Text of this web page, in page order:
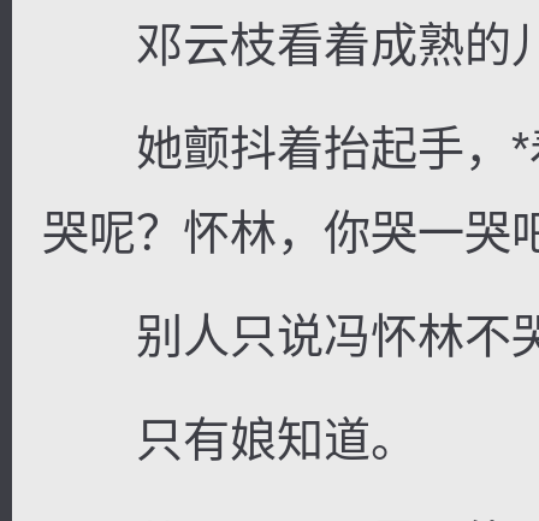
邓云枝看着成熟的
她颤抖着抬起手，*
哭呢？怀林，你哭一哭
别人只说冯怀林不
只有娘知道。